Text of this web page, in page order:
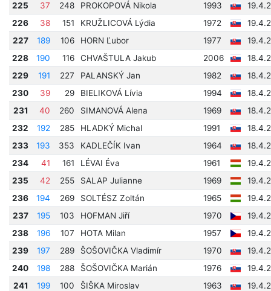
225
37 248 PROKOPOVÁ Nikola 1993
226
38 151 KRUŽLICOVÁ Lýdia 1972
227
189 106 HORN Ľubor 1977
228
190 116 CHVAŠTULA Jakub 2006
229
191 227 PALANSKÝ Jan 1982
230
39 29 BIELIKOVÁ Lívia 1994
231
40 260 SIMANOVÁ Alena 1969
232
192 285 HLADKÝ Michal 1991
233
193 353 KADLEČÍK Ivan 1964
234
41 161 LÉVAI Éva 1961
235
42 255 SALAP Julianne 1969
236
194 269 SOLTÉSZ Zoltán 1965
237
195 103 HOFMAN Jiří 1970
238
196 107 HOTA Milan 1957
239
197 289 ŠOŠOVIČKA Vladimír 1970
240
198 288 ŠOŠOVIČKA Marián 1976
241
199 100 ŠIŠKA Miroslav 1963